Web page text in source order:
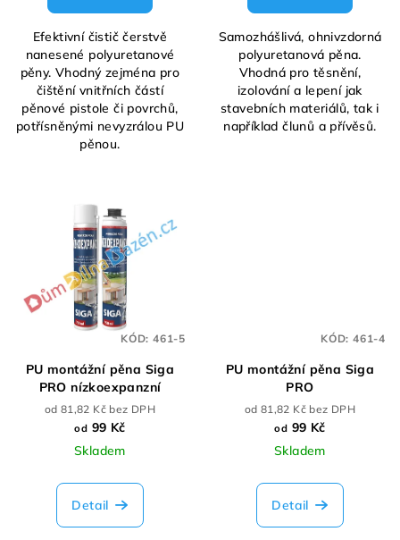
Efektivní čistič čerstvě
nanesené polyuretanové
pěny. Vhodný zejména pro
čištění vnitřních částí
pěnové pistole či povrchů,
potřísněnými nevyzrálou PU
pěnou.
Samozhášlivá, ohnivzdorná
polyuretanová pěna.
Vhodná pro těsnění,
izolování a lepení jak
stavebních materiálů, tak i
například člunů a přívěsů.
PU montážní pěna Siga
PRO nízkoexpanzní
od 81,82 Kč bez DPH
od 99 Kč
Skladem
Detail
KÓD: 461-5
PU montážní pěna Siga
PRO
od 81,82 Kč bez DPH
od 99 Kč
Skladem
Detail
KÓD: 461-4